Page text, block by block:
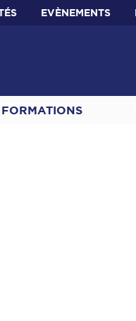
EVÈNEMENTS
FORMATIONS